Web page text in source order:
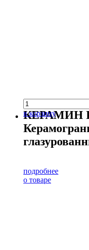
в корзину
КЕРАМИН
подробнее
о товаре